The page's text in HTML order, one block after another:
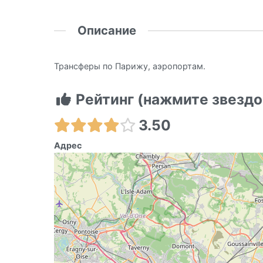
Описание
Трансферы по Парижу, аэропортам.
Рейтинг (нажмите
3.50
Адрес